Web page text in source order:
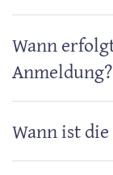
Wann
Anmeldung?
Wann ist